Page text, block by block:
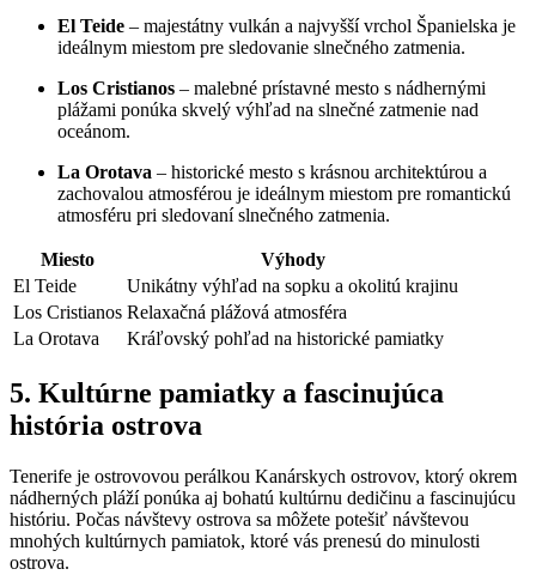
El Teide – majestátny vulkán a najvyšší vrchol Španielska je
ideálnym miestom pre sledovanie slnečného zatmenia.
Los Cristianos – malebné prístavné mesto s nádhernými
plážami ponúka skvelý výhľad na slnečné zatmenie nad
oceánom.
La Orotava – historické mesto s krásnou architektúrou a
zachovalou atmosférou je ideálnym miestom pre romantickú
atmosféru pri sledovaní slnečného zatmenia.
Miesto
Výhody
El Teide
Unikátny výhľad na sopku a okolitú krajinu
Los Cristianos Relaxačná plážová atmosféra
La Orotava
Kráľovský pohľad na historické pamiatky
5. Kultúrne pamiatky a fascinujúca
história ostrova
Tenerife je ostrovovou perálkou Kanárskych ostrovov, ktorý okrem
nádherných pláží ponúka aj bohatú kultúrnu dedičinu a fascinujúcu
históriu. Počas návštevy ostrova sa môžete potešiť návštevou
mnohých kultúrnych pamiatok, ktoré vás prenesú do minulosti
ostrova.